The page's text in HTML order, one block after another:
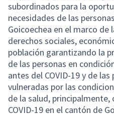
subordinados para la
necesidades de las
Goicoechea en el marco de
derechos sociales,
población garantizando la
de las personas en
antes del COVID-19 y de
vulneradas por las
de la salud, principalmente,
COVID-19 en el cantón de